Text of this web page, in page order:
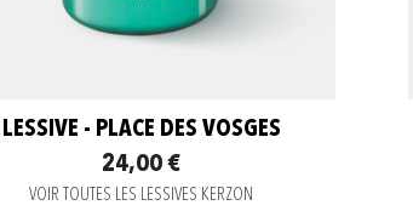
LESSIVE - PLACE DES VOSGES
24,00 €
VOIR TOUTES LES LESSIVES KERZON